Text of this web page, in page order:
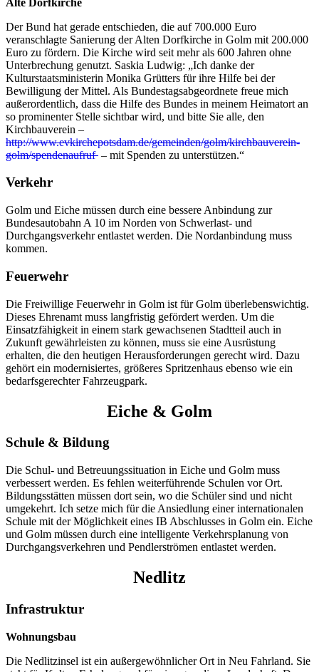
Der Bund hat gerade entschieden, die auf 700.000 Euro
veranschlagte Sanierung der Alten Dorfkirche in Golm mit 200.000
Euro zu fördern. Die Kirche wird seit mehr als 600 Jahren ohne
Unterbrechung genutzt. Saskia Ludwig: „Ich danke der
Kulturstaatsministerin Monika Grütters für ihre Hilfe bei der
Bewilligung der Mittel. Als Bundestagsabgeordnete freue mich
außerordentlich, dass die Hilfe des Bundes in meinem Heimatort an
so prominenter Stelle sichtbar wird, und bitte Sie alle, den
Kirchbauverein –
http://www.evkirchepotsdam.de/gemeinden/golm/kirchbauverein-
golm/spendenaufruf – mit Spenden zu unterstützen.“
Verkehr
Golm und Eiche müssen durch eine bessere Anbindung zur
Bundesautobahn A 10 im Norden von Schwerlast- und
Durchgangsverkehr entlastet werden. Die Nordanbindung muss
kommen.
Feuerwehr
Die Freiwillige Feuerwehr in Golm ist für Golm überlebenswichtig.
Dieses Ehrenamt muss langfristig gefördert werden. Um die
Einsatzfähigkeit in einem stark gewachsenen Stadtteil auch in
Zukunft gewährleisten zu können, muss sie eine Ausrüstung
erhalten, die den heutigen Herausforderungen gerecht wird. Dazu
gehört ein modernisiertes, größeres Spritzenhaus ebenso wie ein
bedarfsgerechter Fahrzeugpark.
Eiche & Golm
Schule & Bildung
Die Schul- und Betreuungssituation in Eiche und Golm muss
verbessert werden. Es fehlen weiterführende Schulen vor Ort.
Bildungsstätten müssen dort sein, wo die Schüler sind und nicht
umgekehrt. Ich setze mich für die Ansiedlung einer internationalen
Schule mit der Möglichkeit eines IB Abschlusses in Golm ein. Eiche
und Golm müssen durch eine intelligente Verkehrsplanung von
Durchgangsverkehren und Pendlerströmen entlastet werden.
Nedlitz
Infrastruktur
Wohnungsbau
Die Nedlitzinsel ist ein außergewöhnlicher Ort in Neu Fahrland. Sie